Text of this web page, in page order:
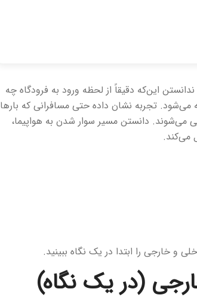
این‌که دقیقاً از لحظه ورود به فرودگاه چه
می‌شود. تجربه نشان داده حتی مسافرانی که بارها
می‌شوند. دانستن مسیر سوار شدن به هواپیما،
می‌کند.
و خارجی را ابتدا در یک نگاه ببینید.
(در یک نگاه)